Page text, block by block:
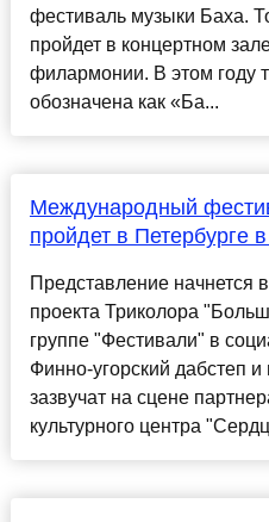
фестиваль музыки Баха.
пройдет в концертном
филармонии. В этом году
обозначена как «Ба...
Международный
пройдет в Петербурге
Представление начнется
проекта Триколора
группе "Фестивали" в
Финно-угорский дабстеп и
зазвучат на сцене
культурного центра